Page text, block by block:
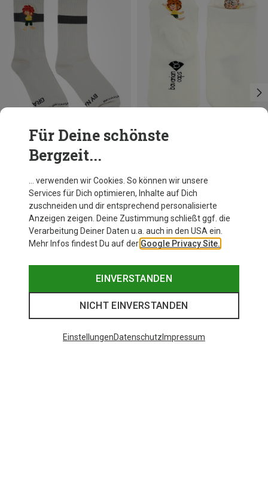
Du sparst 17%
Bavarian Caps
Pumuckl Winkt Socken
11,92 €
41|42|43|44|45|46
Für Deine schönste
Bergzeit...
… verwenden wir Cookies. So können wir unsere
Services für Dich optimieren, Inhalte auf Dich
zuschneiden und dir entsprechend personalisierte
Anzeigen zeigen. Deine Zustimmung schließt ggf. die
Verarbeitung Deiner Daten u.a. auch in den USA ein.
Mehr Infos findest Du auf der Google Privacy Site.
EINVERSTANDEN
NICHT EINVERSTANDEN
EinstellungenDatenschutz Impressum